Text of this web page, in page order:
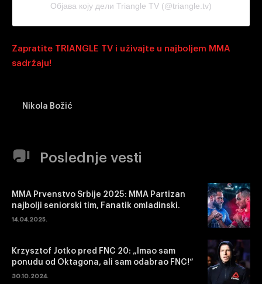
Објава коју дели Triangle TV (@triangle.tv)
Zapratite TRIANGLE TV i uživajte u najboljem MMA
sadržaju!
Nikola Božić
Poslednje vesti
MMA Prvenstvo Srbije 2025: MMA Partizan
najbolji seniorski tim, Fanatik omladinski.
14.04.2025.
Krzysztof Jotko pred FNC 20: „Imao sam
ponudu od Oktagona, ali sam odabrao FNC!“
30.10.2024.